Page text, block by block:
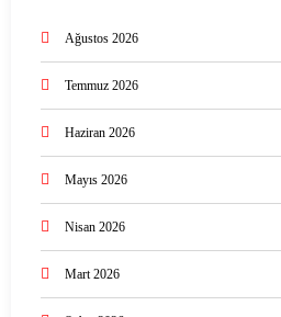
Ağustos 2026
Temmuz 2026
Haziran 2026
Mayıs 2026
Nisan 2026
Mart 2026